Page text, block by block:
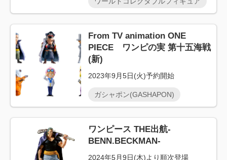
From TV animation ONE
PIECE ワンピの実 第十五海戦
(新)
2023年9月5日(火)予約開始
ガシャポン(GASHAPON)
ワンピース THE出航-
BENN.BECKMAN-
2024年5月9日(木)より順次登場